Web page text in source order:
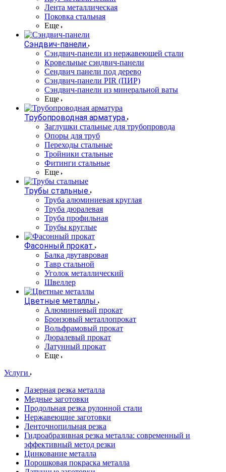
Лента металлическая
Поковка стальная
Еще
Сэндвич-панели
Cэндвич-панели из нержавеющей стали
Кровельные сэндвич-панели
Сендвич панели под дерево
Сэндвич-панели PIR (ПИР)
Сэндвич-панели из минеральной ваты
Еще
Трубопроводная арматура
Заглушки стальные для трубопровода
Опоры для труб
Переходы стальные
Тройники стальные
Фитинги стальные
Еще
Трубы стальные
Труба алюминиевая круглая
Труба дюралевая
Труба профильная
Трубы круглые
Фасонный прокат
Балка двутавровая
Тавр стальной
Уголок металлический
Швеллер
Цветные металлы
Алюминиевый прокат
Бронзовый металлопрокат
Вольфрамовый прокат
Дюралевый прокат
Латунный прокат
Еще
Услуги
Лазерная резка металла
Медные заготовки
Продольная резка рулонной стали
Нержавеющие заготовки
Ленточнопильная резка
Гидроабразивная резка металла: современный и
эффективный метод резки
Цинкование металла
Порошковая покраска металла